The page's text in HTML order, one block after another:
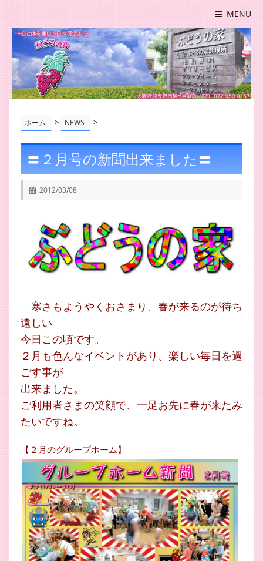
MENU
ホーム > NEWS >
〓２月号の新聞出来ました〓
2012/03/08
寒さもようやくおさまり、春が来るのが待ち
遠しい
今日この頃です。
２月も色んなイベントがあり、楽しい毎日を過
ごす事が
出来ました。
ご利用者さまの笑顔で、一足お先に春が来たみ
たいですね。
【２月のグループホーム】